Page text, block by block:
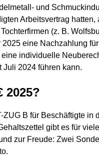
und
Arbeitsvertrag
(z. B.
eine Nachzahlung
individuelle
Juli 2024 führen kann.
2025?
B für Beschäftigte in
gibt es für
zur Freude: Zwei